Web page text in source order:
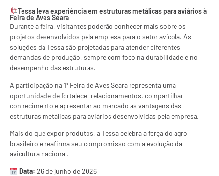
Tessa leva experiência em estruturas metálicas para aviários à
Feira de Aves Seara
Durante a feira, visitantes poderão conhecer mais sobre os
projetos desenvolvidos pela empresa para o setor avícola. As
soluções da Tessa são projetadas para atender diferentes
demandas de produção, sempre com foco na durabilidade e no
desempenho das estruturas.
A participação na 1ª Feira de Aves Seara representa uma
oportunidade de fortalecer relacionamentos, compartilhar
conhecimento e apresentar ao mercado as vantagens das
estruturas metálicas para aviários desenvolvidas pela empresa.
Mais do que expor produtos, a Tessa celebra a força do agro
brasileiro e reafirma seu compromisso com a evolução da
avicultura nacional.
Data: 26 de junho de 2026